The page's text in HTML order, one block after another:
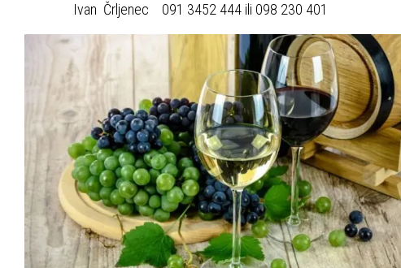
Ivan Črljenec 091 3452 444 ili 098 230 401